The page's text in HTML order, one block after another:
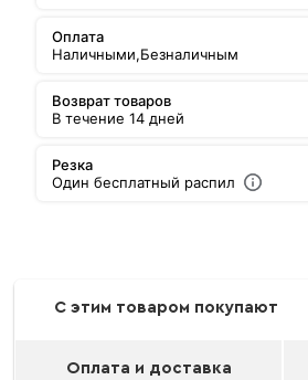
Оплата
Наличными,Безналичным
Возврат товаров
В течение 14 дней
Резка
Один бесплатный распил
С этим товаром покупают
Оплата и доставка